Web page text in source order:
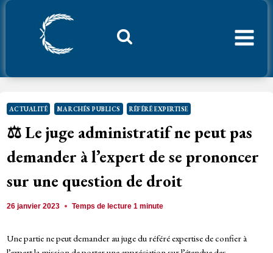
Aller
ACTUALITÉ MARCHÉS PUBLICS RÉFÉRÉ EXPERTISE
⚖️ Le juge administratif ne peut pas
demander à l’expert de se prononcer
sur une question de droit
26 janvier 2023 Temps de lecture1 minute
Une partie ne peut demander au juge du référé expertise de confier à